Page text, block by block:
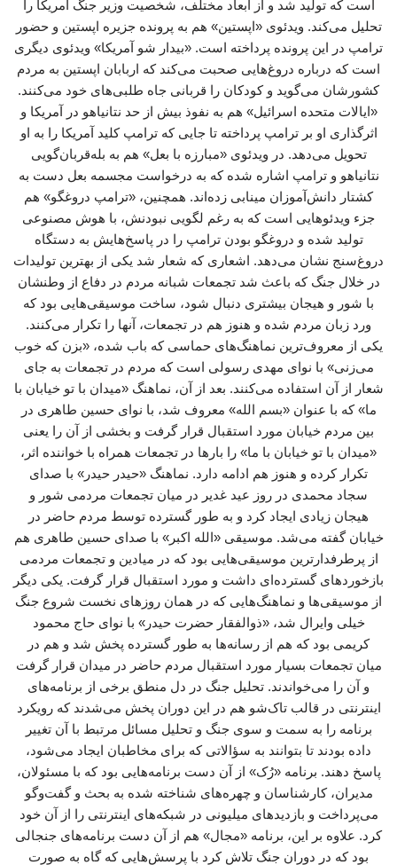
است که تولید شد و از ابعاد مختلف، شخصیت وزیر جنگ آمریکا را
تحلیل می‌کند. ویدئوی «اپستین» هم به پرونده جزیره اپستین و حضور
ترامپ در این پرونده پرداخته است. «بیدار شو آمریکا» ویدئوی دیگری
است که درباره دروغ‌هایی صحبت می‌کند که اربابان اپستین به مردم
کشورشان می‌گوید و کودکان را قربانی جاه طلبی‌های خود می‌کنند.
«ایالات متحده اسرائیل» هم به نفوذ بیش از حد نتانیاهو در آمریکا و
اثرگذاری او بر ترامپ پرداخته تا جایی که ترامپ کلید آمریکا را به او
تحویل می‌دهد. در ویدئوی «مبارزه با بعل» هم به بله‌قربان‌گویی
نتانیاهو و ترامپ اشاره شده که به درخواست مجسمه بعل دست به
کشتار دانش‌آموزان مینابی زده‌اند. همچنین، «ترامپ دروغگو» هم
جزء ویدئوهایی است که به رغم لگویی نبودنش، با هوش مصنوعی
تولید شده و دروغگو بودن ترامپ را در پاسخ‌هایش به دستگاه
دروغ‌سنج نشان می‌دهد. اشعاری که شعار شد یکی از بهترین تولیدات
در خلال جنگ که باعث شد تجمعات شبانه مردم در دفاع از وطنشان
با شور و هیجان بیشتری دنبال شود، ساخت موسیقی‌هایی بود که
ورد زبان مردم شده و هنوز هم در تجمعات، آنها را تکرار می‌کنند.
یکی از معروف‌ترین نماهنگ‌های حماسی که باب شده، «بزن که خوب
می‌زنی» با نوای مهدی رسولی است که مردم در تجمعات به جای
شعار از آن استفاده می‌کنند. بعد از آن، نماهنگ «میدان با تو خیابان با
ما» که با عنوان «بسم الله» معروف شد، با نوای حسین طاهری در
بین مردم خیابان مورد استقبال قرار گرفت و بخشی از آن را یعنی
«میدان با تو خیابان با ما» را بارها در تجمعات همراه با خواننده اثر،
تکرار کرده و هنوز هم ادامه دارد. نماهنگ «حیدر حیدر» با صدای
سجاد محمدی در روز عید غدیر در میان تجمعات مردمی شور و
هیجان زیادی ایجاد کرد و به طور گسترده توسط مردم حاضر در
خیابان گفته می‌شد. موسیقی «الله اکبر» با صدای حسین طاهری هم
از پرطرفدارترین موسیقی‌هایی بود که در میادین و تجمعات مردمی
بازخوردهای گسترده‌ای داشت و مورد استقبال قرار گرفت. یکی دیگر
از موسیقی‌ها و نماهنگ‌هایی که در همان روزهای نخست شروع جنگ
خیلی وایرال شد، «ذوالفقار حضرت حیدر» با نوای حاج محمود
کریمی بود که هم از رسانه‌ها به طور گسترده پخش شد و هم در
میان تجمعات بسیار مورد استقبال مردم حاضر در میدان قرار گرفت
و آن را می‌خواندند. تحلیل جنگ در دل منطق برخی از برنامه‌های
اینترنتی در قالب تاک‌شو هم در این دوران پخش می‌شدند که رویکرد
برنامه را به سمت و سوی جنگ و تحلیل مسائل مرتبط با آن تغییر
داده بودند تا بتوانند به سؤالاتی که برای مخاطبان ایجاد می‌شود،
پاسخ دهند. برنامه «رُک» از آن دست برنامه‌هایی بود که با مسئولان،
مدیران، کارشناسان و چهره‌های شناخته شده به بحث و گفت‌وگو
می‌پرداخت و بازدیدهای میلیونی در شبکه‌های اینترنتی را از آن خود
کرد. علاوه بر این، برنامه «مجال» هم از آن دست برنامه‌های جنجالی
بود که در دوران جنگ تلاش کرد با پرسش‌هایی که گاه به صورت